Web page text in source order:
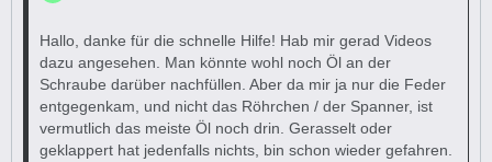
Hallo, danke für die schnelle Hilfe! Hab mir gerad Videos
dazu angesehen. Man könnte wohl noch Öl an der
Schraube darüber nachfüllen. Aber da mir ja nur die Feder
entgegenkam, und nicht das Röhrchen / der Spanner, ist
vermutlich das meiste Öl noch drin. Gerasselt oder
geklappert hat jedenfalls nichts, bin schon wieder gefahren.